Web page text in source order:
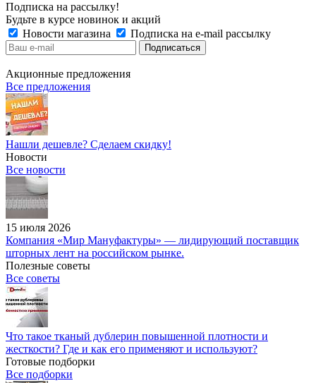
Подписка на рассылку!
Будьте в курсе новинок и акций
Новости магазина
Подписка на e-mail рассылку
Акционные предложения
Все предложения
Нашли дешевле? Сделаем скидку!
Новости
Все новости
15 июля 2026
Компания «Мир Мануфактуры» — лидирующий поставщик
шторных лент на российском рынке.
Полезные советы
Все советы
Что такое тканый дублерин повышенной плотности и
жесткости? Где и как его применяют и используют?
Готовые подборки
Все подборки